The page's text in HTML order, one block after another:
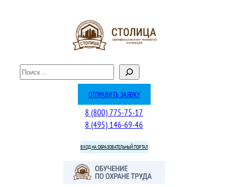
П
о
ОТПРАВИТЬ ЗАЯВКУ
8 (800) 775-75-17
8 (495) 146-69-46
ВХОД НА ОБРАЗОВАТЕЛЬНЫЙ ПОРТАЛ